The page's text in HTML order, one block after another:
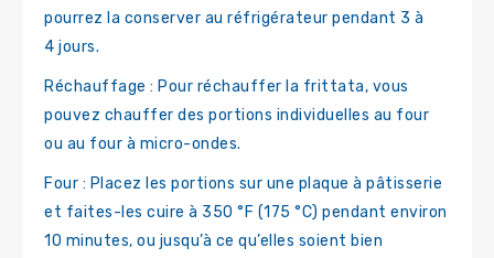
pourrez la conserver au réfrigérateur pendant 3 à
4 jours.
Réchauffage : Pour réchauffer la frittata, vous
pouvez chauffer des portions individuelles au four
ou au four à micro-ondes.
Four : Placez les portions sur une plaque à pâtisserie
et faites-les cuire à 350 °F (175 °C) pendant environ
10 minutes, ou jusqu’à ce qu’elles soient bien